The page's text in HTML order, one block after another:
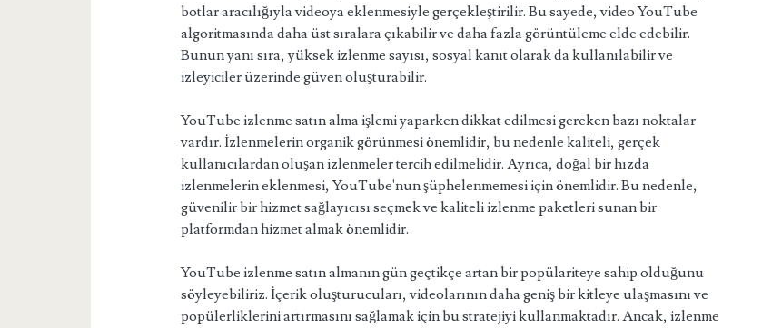
botlar aracılığıyla videoya eklenmesiyle gerçekleştirilir. Bu sayede, video YouTube
algoritmasında daha üst sıralara çıkabilir ve daha fazla görüntüleme elde edebilir.
Bunun yanı sıra, yüksek izlenme sayısı, sosyal kanıt olarak da kullanılabilir ve
izleyiciler üzerinde güven oluşturabilir.
YouTube izlenme satın alma işlemi yaparken dikkat edilmesi gereken bazı noktalar
vardır. İzlenmelerin organik görünmesi önemlidir, bu nedenle kaliteli, gerçek
kullanıcılardan oluşan izlenmeler tercih edilmelidir. Ayrıca, doğal bir hızda
izlenmelerin eklenmesi, YouTube'nun şüphelenmemesi için önemlidir. Bu nedenle,
güvenilir bir hizmet sağlayıcısı seçmek ve kaliteli izlenme paketleri sunan bir
platformdan hizmet almak önemlidir.
YouTube izlenme satın almanın gün geçtikçe artan bir popülariteye sahip olduğunu
söyleyebiliriz. İçerik oluşturucuları, videolarının daha geniş bir kitleye ulaşmasını ve
popülerliklerini artırmasını sağlamak için bu stratejiyi kullanmaktadır. Ancak, izlenme